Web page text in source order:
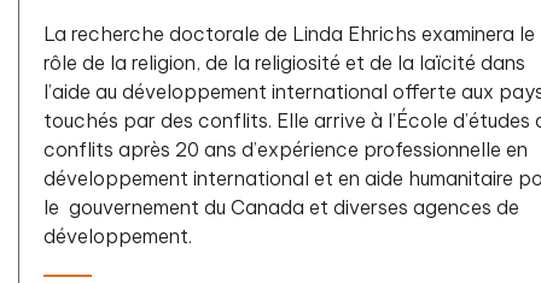
La recherche doctorale de Linda Ehrichs examinera le
rôle de la religion, de la religiosité et de la laïcité dans
l’aide au développement international offerte aux
touchés par des conflits. Elle arrive à l’École d’études
conflits après 20 ans d’expérience professionnelle en
développement international et en aide humanitaire
le gouvernement du Canada et diverses agences de
développement.